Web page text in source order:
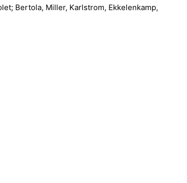
Bertola, Miller, Karlstrom, Ekkelenkamp,